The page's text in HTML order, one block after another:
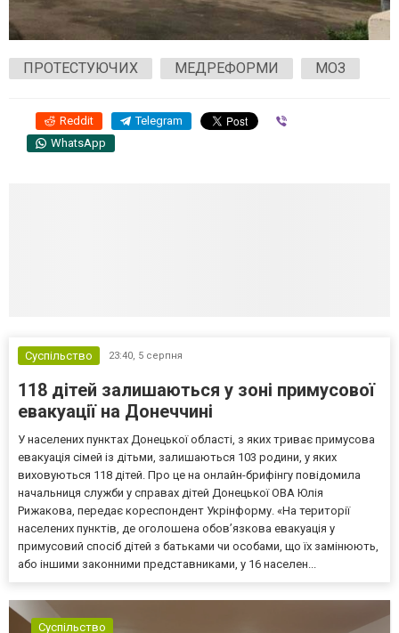
ПРОТЕСТУЮЧИХ МЕДРЕФОРМИ МОЗ
Reddit Telegram
WhatsApp
Суспільство 23:40, 5 серпня
118 дітей залишаються у зоні примусової
евакуації на Донеччині
У населених пунктах Донецької області, з яких триває примусова
евакуація сімей із дітьми, залишаються 103 родини, у яких
виховуються 118 дітей. Про це на онлайн-брифінгу повідомила
начальниця служби у справах дітей Донецької ОВА Юлія
Рижакова, передає кореспондент Укрінформу. «На території
населених пунктів, де оголошена обов’язкова евакуація у
примусовий спосіб дітей з батьками чи особами, що їх замінюють,
або іншими законними представниками, у 16 населен...
Суспільство